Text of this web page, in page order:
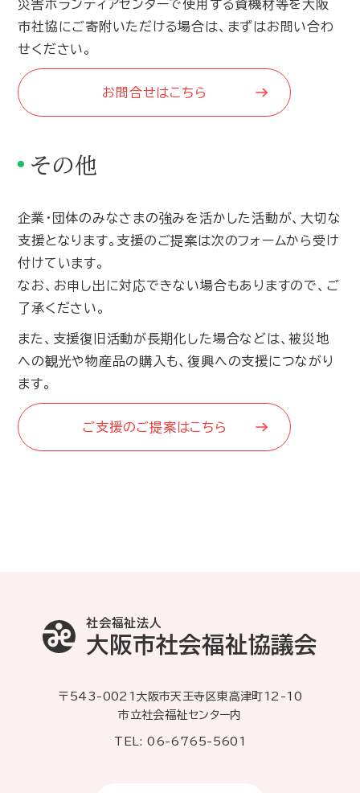
災害ボランティアセンターで使用する資機材等を大阪
市社協にご寄附いただける場合は、まずはお問い合わ
せください。
お問合せはこちら
その他
企業・団体のみなさまの強みを活かした活動が、大切な
支援となります。支援のご提案は次のフォームから受け
付けています。
なお、お申し出に対応できない場合もありますので、ご
了承ください。
また、支援復旧活動が長期化した場合などは、被災地
への観光や物産品の購入も、復興への支援につながり
ます。
ご支援のご提案はこちら
社会福祉法人
大阪市社会福祉協議会
〒543-0021大阪市天王寺区東高津町12-10
市立社会福祉センター内
TEL: 06-6765-5601